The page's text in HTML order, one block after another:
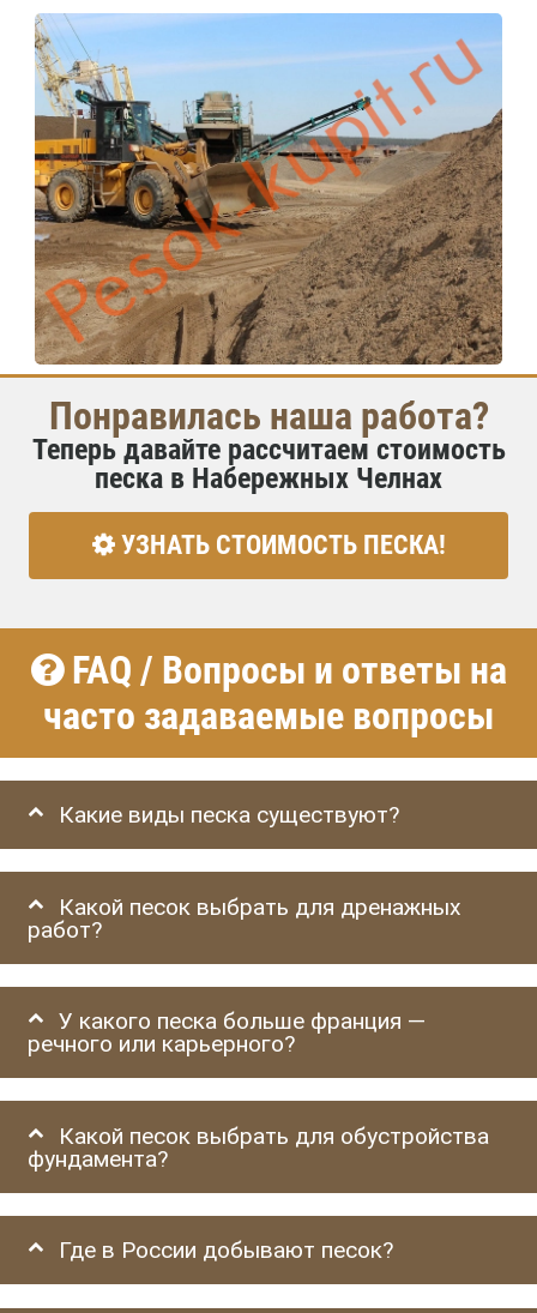
Понравилась наша работа?
Теперь давайте рассчитаем стоимость
песка в Набережных Челнах
УЗНАТЬ СТОИМОСТЬ ПЕСКА!
FAQ / Вопросы и ответы на
часто задаваемые вопросы
Какие виды песка существуют?
Какой песок выбрать для дренажных
работ?
У какого песка больше франция —
речного или карьерного?
Какой песок выбрать для обустройства
фундамента?
Где в России добывают песок?